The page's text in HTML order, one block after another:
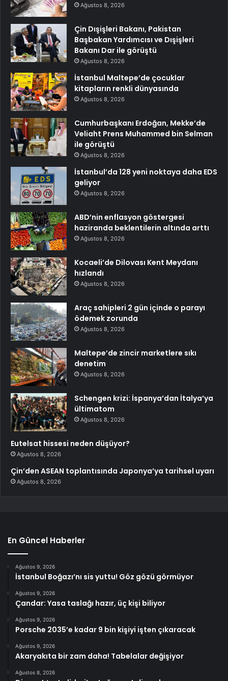
Ağustos 8, 2026
Çin Dışişleri Bakanı, Pakistan
Başbakan Yardımcısı ve Dışişleri
Bakanı Dar ile görüştü
Ağustos 8, 2026
İstanbul Maltepe’de çocuklar
kitapların renkli dünyasında
Ağustos 8, 2026
Cumhurbaşkanı Erdoğan, Mekke’de
Veliaht Prens Muhammed bin Selman
ile görüştü
Ağustos 8, 2026
İstanbul’da 128 yeni noktaya daha EDS
geliyor
Ağustos 8, 2026
ABD’nin enflasyon göstergesi
haziranda beklentilerin altında arttı
Ağustos 8, 2026
Kocaeli’de Dilovası Kent Meydanı
hızlandı
Ağustos 8, 2026
Araç sahipleri 2 gün içinde o parayı
ödemek zorunda
Ağustos 8, 2026
Maltepe’de zincir marketlere sıkı
denetim
Ağustos 8, 2026
Schengen krizi: İspanya’dan İtalya’ya
ültimatom
Ağustos 8, 2026
Eutelsat hissesi neden düşüyor?
Ağustos 8, 2026
Çin’den ASEAN toplantısında Japonya’ya tarihsel uyarı
Ağustos 8, 2026
En Güncel Haberler
Ağustos 9, 2026
İstanbul Boğazı’nı sis yuttu! Göz gözü görmüyor
Ağustos 9, 2026
Çandar: Yasa taslağı hazır, üç kişi biliyor
Ağustos 9, 2026
Porsche 2035’e kadar 9 bin kişiyi işten çıkaracak
Ağustos 9, 2026
Akaryakıta bir zam daha! Tabelalar değişiyor
Ağustos 8, 2026